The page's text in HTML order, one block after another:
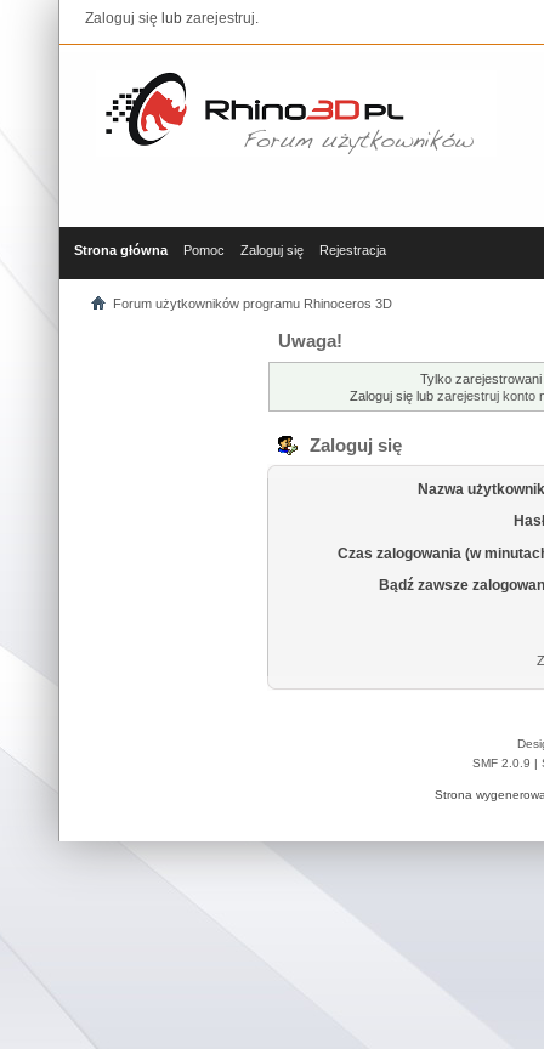
Zaloguj się lub zarejestruj.
Strona główna Pomoc Zaloguj się Rejestracja
Forum użytkowników programu Rhinoceros 3D
Uwaga!
Tylko
Zaloguj się lub zarejestruj konto
Zaloguj się
Nazwa
Czas zalogowania (w
Bądź zawsze
SMF 2.0.9
Strona